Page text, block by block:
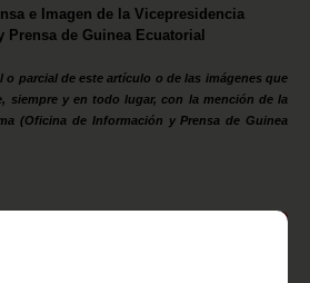
e Imagen de la Vicepresidencia
de Guinea Ecuatorial
parcial de este artículo o de las imágenes que
siempre y en todo lugar, con la mención de la
(Oficina de Información y Prensa de Guinea
Instituciones